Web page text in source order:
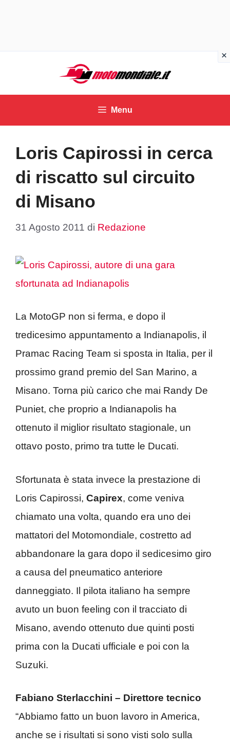
contenuto
Menu
Loris Capirossi in cerca
di riscatto sul circuito
di Misano
31 Agosto 2011 di Redazione
La MotoGP non si ferma, e dopo il
tredicesimo appuntamento a Indianapolis, il
Pramac Racing Team si sposta in Italia, per il
prossimo grand premio del San Marino, a
Misano. Torna più carico che mai Randy De
Puniet, che proprio a Indianapolis ha
ottenuto il miglior risultato stagionale, un
ottavo posto, primo tra tutte le Ducati.
Sfortunata è stata invece la prestazione di
Loris Capirossi, Capirex, come veniva
chiamato una volta, quando era uno dei
mattatori del Motomondiale, costretto ad
abbandonare la gara dopo il sedicesimo giro
a causa del pneumatico anteriore
danneggiato. Il pilota italiano ha sempre
avuto un buon feeling con il tracciato di
Misano, avendo ottenuto due quinti posti
prima con la Ducati ufficiale e poi con la
Suzuki.
Fabiano Sterlacchini – Direttore tecnico
“Abbiamo fatto un buon lavoro in America,
anche se i risultati si sono visti solo sulla